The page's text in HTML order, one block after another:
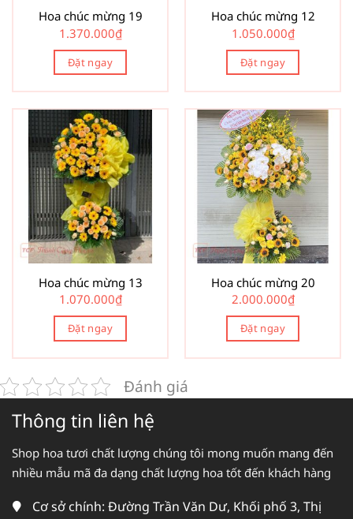
Hoa chúc mừng 19
1.370.000₫
Đặt ngay
Hoa chúc mừng 12
1.050.000₫
Đặt ngay
Hoa chúc mừng 13
1.070.000₫
Đặt ngay
Hoa chúc mừng 20
2.000.000₫
Đặt ngay
Đánh giá
Thông tin liên hệ
Shop hoa tươi chất lượng chúng tôi mong muốn mang đến
nhiều mẫu mã đa dạng chất lượng hoa tốt đến khách hàng
Cơ sở chính: Đường Trần Văn Dư, Khối phố 3, Thị